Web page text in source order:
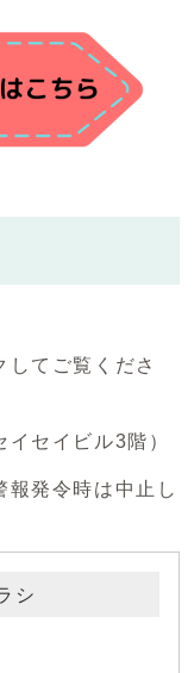
してご覧くださ
セイビル3階）
報発令時は中止し
シ